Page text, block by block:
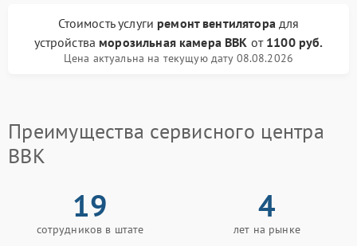
Стоимость услуги ремонт вентиляторадля
устройства морозильная камера BBK от 1100 руб.
Цена актуальна на текущую дату 08.08.2026
Преимущества сервисного центра
BBK
19
сотрудников в штате
4
лет на рынке